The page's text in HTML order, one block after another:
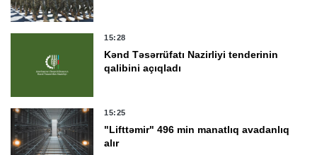
15:28
Kənd Təsərrüfatı Nazirliyi tenderinin
qalibini açıqladı
15:25
"Lifttəmir" 496 min manatlıq avadanlıq
alır